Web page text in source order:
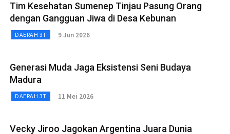
Tim Kesehatan Sumenep Tinjau Pasung Orang
dengan Gangguan Jiwa di Desa Kebunan
DAERAH 3T 9 Jun 2026
Generasi Muda Jaga Eksistensi Seni Budaya
Madura
DAERAH 3T 11 Mei 2026
Vecky Jiroo Jagokan Argentina Juara Dunia